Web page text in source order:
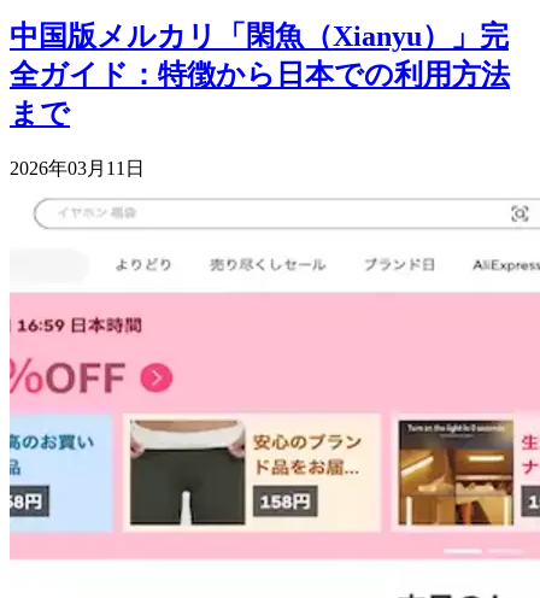
中国版メルカリ「閑魚（Xianyu）」完
全ガイド：特徴から日本での利用方法
まで
2026年03月11日